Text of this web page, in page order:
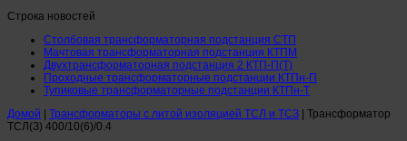
Строка новостей
Столбовая трансформаторная подстанция СТП
Мачтовая трансформаторная подстанция КТПМ
Двухтрансформаторная подстанция 2 КТП-П(Т)
Проходные трансформаторные подстанции КТПн-П
Тупиковые трансформаторные подстанции КТПн-Т
Домой | Трансформаторы с литой изоляцией ТСЛ и ТСЗ | Трансформатор
ТСЛ(З) 400/10(6)/0.4